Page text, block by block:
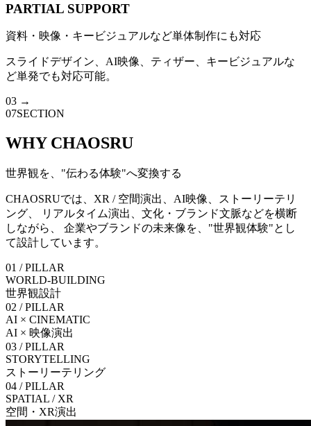
PARTIAL SUPPORT
資料・映像・キービジュアルなど単体制作にも対応
スライドデザイン、AI映像、ティザー、キービジュアルな
ど単発でも対応可能。
03 →
07SECTION
WHY CHAOSRU
世界観を、"伝わる体験"へ変換する
CHAOSRUでは、XR / 空間演出、AI映像、ストーリーテリ
ング、 リアルタイム演出、文化・ブランド文脈などを横断
しながら、 企業やブランドの未来像を、 "世界観体験"とし
て設計しています。
01 / PILLAR
WORLD-BUILDING
世界観設計
02 / PILLAR
AI × CINEMATIC
AI × 映像演出
03 / PILLAR
STORYTELLING
ストーリーテリング
04 / PILLAR
SPATIAL / XR
空間・XR演出